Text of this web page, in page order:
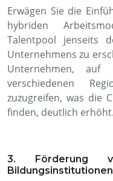
Erwägen Sie die
hybriden
Talentpool jenseits
Unternehmens zu
Unternehmen, auf
verschiedenen
zuzugreifen, was die
finden, deutlich erhöht.
3. Förderung
Bildungsinstitutionen